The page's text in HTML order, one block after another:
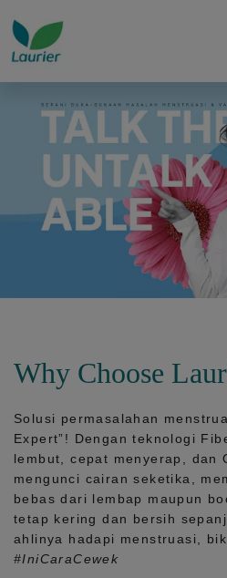
Why Choose
Solusi permasalahan
Expert”! Dengan teknologi
lembut, cepat menyerap, dan
mengunci cairan seketika,
bebas dari lembap maupun
tetap kering dan bersih
ahlinya hadapi menstruasi,
#IniCaraCewek